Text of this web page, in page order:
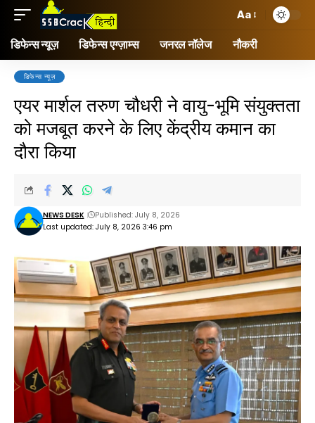
Aa
डिफेन्स न्यूज़ डिफेन्स एग्ज़ाम्स जनरल नॉलेज नौकरी
डिफेन्स न्यूज़
एयर मार्शल तरुण चौधरी ने वायु-भूमि संयुक्तता
को मजबूत करने के लिए केंद्रीय कमान का
दौरा किया
Last updated: July 8, 2026 3:46 pm
NEWS DESK Published: July 8, 2026